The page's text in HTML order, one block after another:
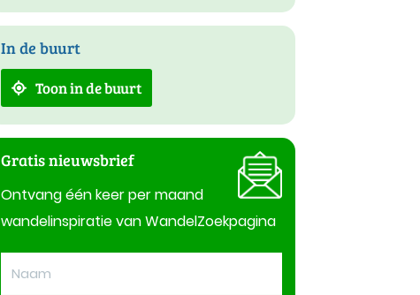
In de buurt
Toon in de buurt
Gratis nieuwsbrief
Ontvang één keer per maand
wandelinspiratie van WandelZoekpagina